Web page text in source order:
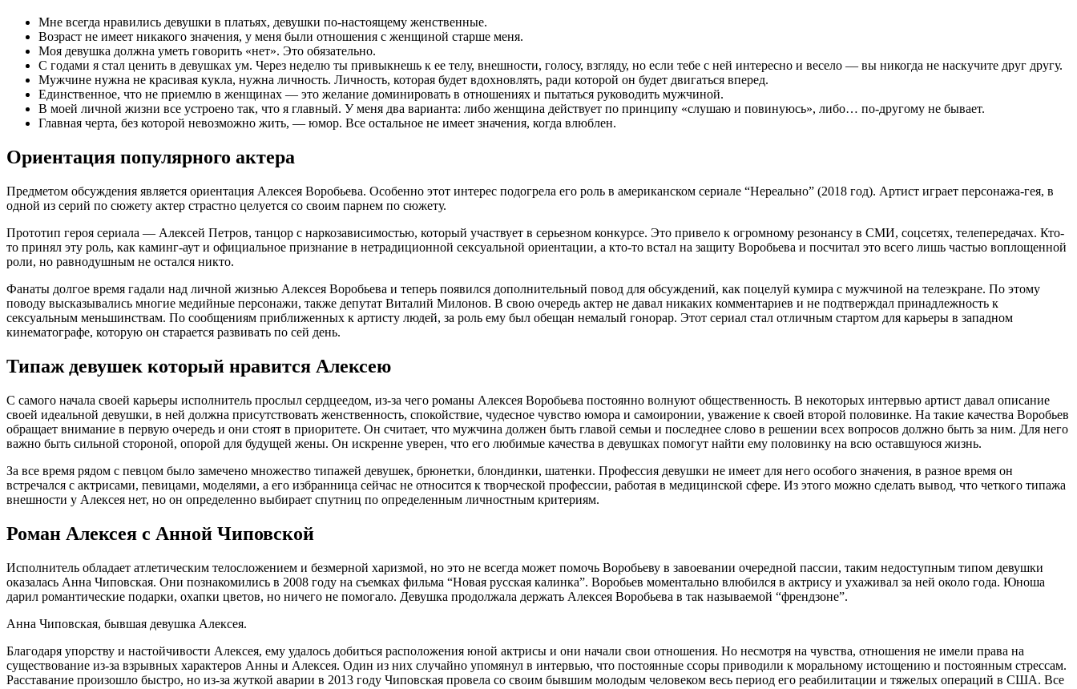
Мне всегда нравились девушки в платьях, девушки по-настоящему женственные.
Возраст не имеет никакого значения, у меня были отношения с женщиной старше меня.
Моя девушка должна уметь говорить «нет». Это обязательно.
С годами я стал ценить в девушках ум. Через неделю ты привыкнешь к ее телу, внешности, голосу, взгляду, но если тебе с ней интересно и весело — вы никогда не наскучите друг другу.
Мужчине нужна не красивая кукла, нужна личность. Личность, которая будет вдохновлять, ради которой он будет двигаться вперед.
Единственное, что не приемлю в женщинах — это желание доминировать в отношениях и пытаться руководить мужчиной.
В моей личной жизни все устроено так, что я главный. У меня два варианта: либо женщина действует по принципу «слушаю и повинуюсь», либо… по-другому не бывает.
Главная черта, без которой невозможно жить, — юмор. Все остальное не имеет значения, когда влюблен.
Ориентация популярного актера
Предметом обсуждения является ориентация Алексея Воробьева. Особенно этот интерес подогрела его роль в американском сериале “Нереально” (2018 год). Артист играет персонажа-гея, в
одной из серий по сюжету актер страстно целуется со своим парнем по сюжету.
Прототип героя сериала — Алексей Петров, танцор с наркозависимостью, который участвует в серьезном конкурсе. Это привело к огромному резонансу в СМИ, соцсетях, телепередачах. Кто-
то принял эту роль, как каминг-аут и официальное признание в нетрадиционной сексуальной ориентации, а кто-то встал на защиту Воробьева и посчитал это всего лишь частью воплощенной
роли, но равнодушным не остался никто.
Фанаты долгое время гадали над личной жизнью Алексея Воробьева и теперь появился дополнительный повод для обсуждений, как поцелуй кумира с мужчиной на телеэкране. По этому
поводу высказывались многие медийные персонажи, также депутат Виталий Милонов. В свою очередь актер не давал никаких комментариев и не подтверждал принадлежность к
сексуальным меньшинствам. По сообщениям приближенных к артисту людей, за роль ему был обещан немалый гонорар. Этот сериал стал отличным стартом для карьеры в западном
кинематографе, которую он старается развивать по сей день.
Типаж девушек который нравится Алексею
С самого начала своей карьеры исполнитель прослыл сердцеедом, из-за чего романы Алексея Воробьева постоянно волнуют общественность. В некоторых интервью артист давал описание
своей идеальной девушки, в ней должна присутствовать женственность, спокойствие, чудесное чувство юмора и самоиронии, уважение к своей второй половинке. На такие качества Воробьев
обращает внимание в первую очередь и они стоят в приоритете. Он считает, что мужчина должен быть главой семьи и последнее слово в решении всех вопросов должно быть за ним. Для него
важно быть сильной стороной, опорой для будущей жены. Он искренне уверен, что его любимые качества в девушках помогут найти ему половинку на всю оставшуюся жизнь.
За все время рядом с певцом было замечено множество типажей девушек, брюнетки, блондинки, шатенки. Профессия девушки не имеет для него особого значения, в разное время он
встречался с актрисами, певицами, моделями, а его избранница сейчас не относится к творческой профессии, работая в медицинской сфере. Из этого можно сделать вывод, что четкого типажа
внешности у Алексея нет, но он определенно выбирает спутниц по определенным личностным критериям.
Роман Алексея с Анной Чиповской
Исполнитель обладает атлетическим телосложением и безмерной харизмой, но это не всегда может помочь Воробьеву в завоевании очередной пассии, таким недоступным типом девушки
оказалась Анна Чиповская. Они познакомились в 2008 году на съемках фильма “Новая русская калинка”. Воробьев моментально влюбился в актрису и ухаживал за ней около года. Юноша
дарил романтические подарки, охапки цветов, но ничего не помогало. Девушка продолжала держать Алексея Воробьева в так называемой “френдзоне”.
Анна Чиповская, бывшая девушка Алексея.
Благодаря упорству и настойчивости Алексея, ему удалось добиться расположения юной актрисы и они начали свои отношения. Но несмотря на чувства, отношения не имели права на
существование из-за взрывных характеров Анны и Алексея. Один из них случайно упомянул в интервью, что постоянные ссоры приводили к моральному истощению и постоянным стрессам.
Расставание произошло быстро, но из-за жуткой аварии в 2013 году Чиповская провела со своим бывшим молодым человеком весь период его реабилитации и тяжелых операций в США. Все